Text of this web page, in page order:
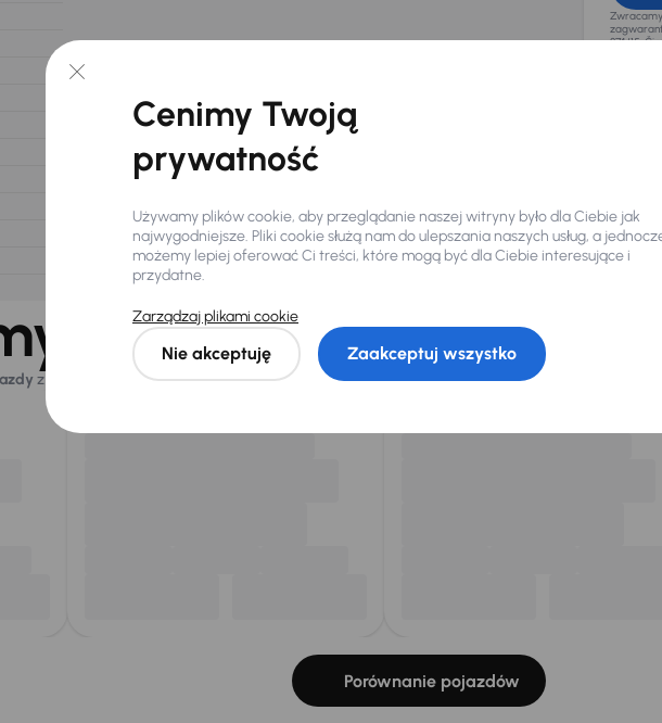
874/15,
dla Ciebie
z naszej oferty. Kupimy dla Ciebiedo 400 pojazdówkażdego dnia.
Porównanie pojazdów
Cenimy Twoją
prywatność
Używamy plików cookie, aby przeglądanie naszej witryny było dla Ciebie jak
najwygodniejsze. Pliki cookie służą nam do ulepszania naszych usług, a
możemy lepiej oferować Ci treści, które mogą być dla Ciebie interesujące i
przydatne.
Zarządzaj plikami cookie
Nie akceptuję Zaakceptuj wszystko